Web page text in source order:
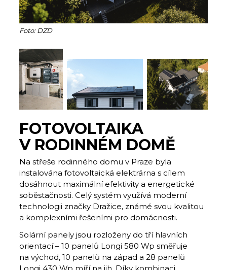
Foto: DZD
FOTOVOLTAIKA
V RODINNÉM DOMĚ
Na střeše rodinného domu v Praze byla
instalována fotovoltaická elektrárna s cílem
dosáhnout maximální efektivity a energetické
soběstačnosti. Celý systém využívá moderní
technologii značky Dražice, známé svou kvalitou
a komplexními řešeními pro domácnosti.
Solární panely jsou rozloženy do tří hlavních
orientací – 10 panelů Longi 580 Wp směřuje
na východ, 10 panelů na západ a 28 panelů